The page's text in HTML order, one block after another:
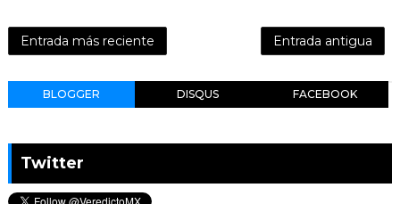
Entrada más reciente Entrada antigua
BLOGGER DISQUS FACEBOOK
Twitter